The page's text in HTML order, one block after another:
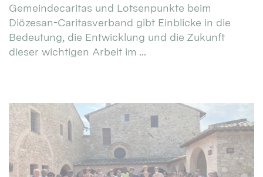
Gemeindecaritas und Lotsenpunkte beim
Diözesan-Caritasverband gibt Einblicke in die
Bedeutung, die Entwicklung und die Zukunft
dieser wichtigen Arbeit im ...